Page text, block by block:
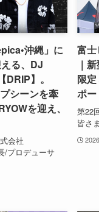
沖縄」に
る、DJ
】。
シーンを牽
を迎え、
会社
/プロデューサ
富
｜
限
ポ
第22
皆さ